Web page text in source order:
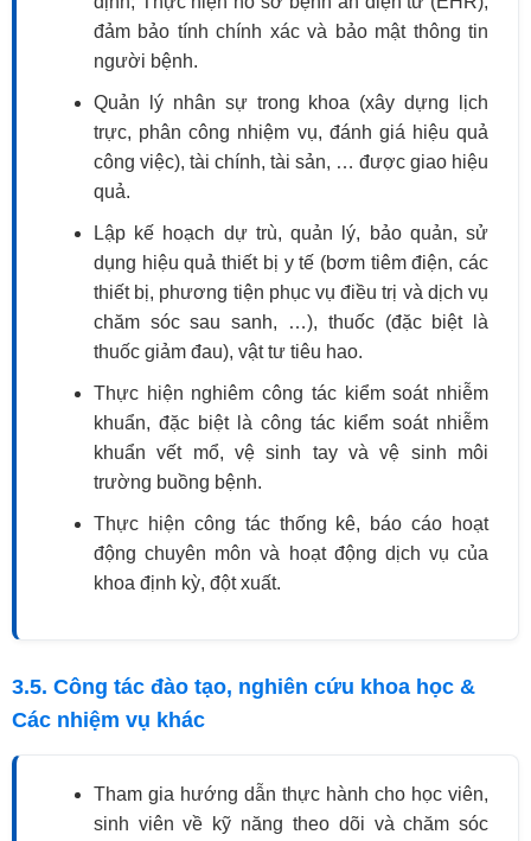
đảm bảo tính chính xác và bảo mật thông tin
người bệnh.
Quản lý nhân sự trong khoa (xây dựng lịch
trực, phân công nhiệm vụ, đánh giá hiệu quả
công việc), tài chính, tài sản, … được giao hiệu
quả.
Lập kế hoạch dự trù, quản lý, bảo quản, sử
dụng hiệu quả thiết bị y tế (bơm tiêm điện, các
thiết bị, phương tiện phục vụ điều trị và dịch vụ
chăm sóc sau sanh, …), thuốc (đặc biệt là
thuốc giảm đau), vật tư tiêu hao.
Thực hiện nghiêm công tác kiểm soát nhiễm
khuẩn, đặc biệt là công tác kiểm soát nhiễm
khuẩn vết mổ, vệ sinh tay và vệ sinh môi
trường buồng bệnh.
Thực hiện công tác thống kê, báo cáo hoạt
động chuyên môn và hoạt động dịch vụ của
khoa định kỳ, đột xuất.
3.5. Công tác đào tạo, nghiên cứu khoa học &
Các nhiệm vụ khác
Tham gia hướng dẫn thực hành cho học viên,
sinh viên về kỹ năng theo dõi và chăm sóc